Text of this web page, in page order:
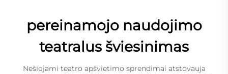
pereinamojo naudojimo
teatralus šviesinimas
Nešiojami teatro apšvietimo sprendimai atstovauja